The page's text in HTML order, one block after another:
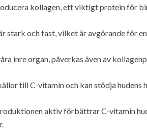
kollagen, ett viktigt protein för
stark och fast, vilket är avgörande för
inre organ, påverkas även av
till C-vitamin och kan stödja hudens
aktiv förbättrar C-vitamin